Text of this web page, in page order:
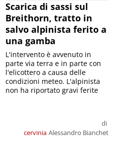
Scarica di sassi sul
Breithorn, tratto in
salvo alpinista ferito a
una gamba
cervinia
di
Alessandro Bianchet
L'intervento è avvenuto in
parte via terra e in parte con
l'elicottero a causa delle
condizioni meteo. L'alpinista
non ha riportato gravi ferite